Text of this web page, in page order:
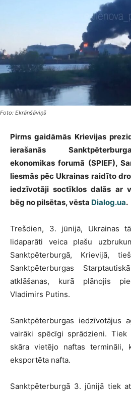
Foto: Ekrānšāviņš
Pirms gaidāmās Krievijas
ierašanās
ekonomikas forumā (SPIEF),
liesmās pēc Ukrainas raidīto
iedzīvotāji soctīklos dalās ar
bēg no pilsētas, vēsta Dialog.ua.
Trešdien, 3. jūnijā, Ukrainas
lidaparāti veica plašu
Sanktpēterburgā, Krievijā,
Sanktpēterburgas
atklāšanas, kurā plānojis
Vladimirs Putins.
Sanktpēterburgas iedzīvotājus
vairāki spēcīgi sprādzieni. Tiek
skāra vietējo naftas termināli,
eksportēta nafta.
Sanktpēterburgā 3. jūnijā tiek